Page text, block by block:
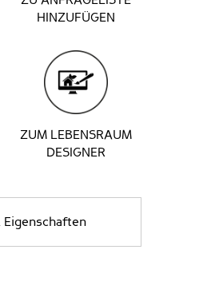
HINZUFÜGEN
ZUM LEBENSRAUM
DESIGNER
Eigenschaften